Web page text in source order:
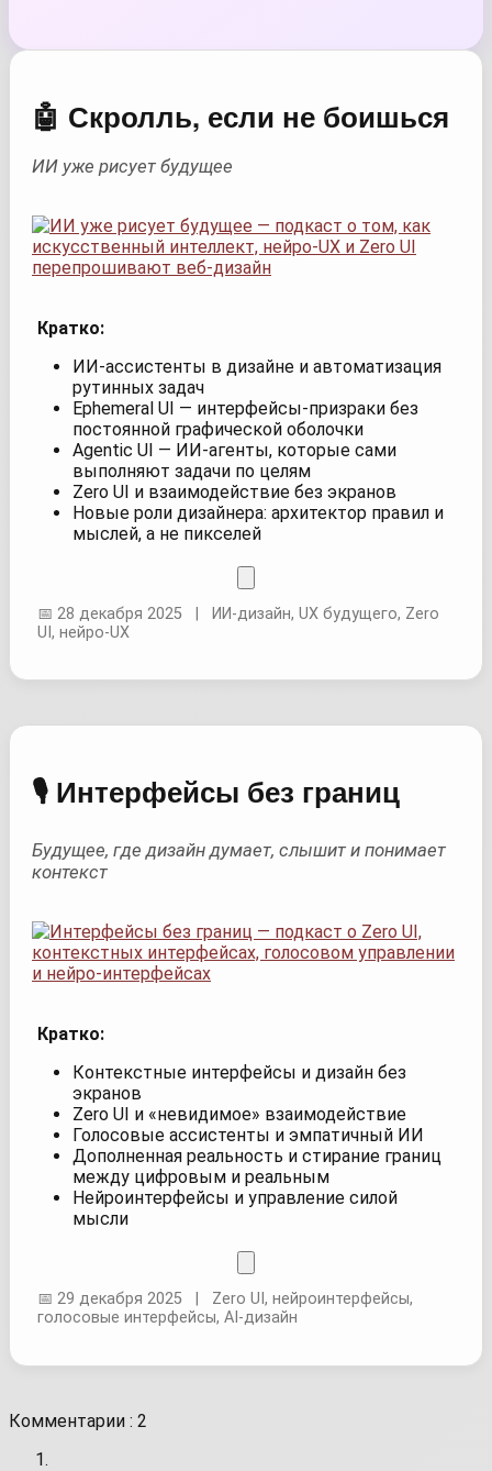
🤖 Скролль, если не боишься
ИИ уже рисует будущее
Кратко:
ИИ-ассистенты в дизайне и автоматизация
рутинных задач
Ephemeral UI — интерфейсы-призраки без
постоянной графической оболочки
Agentic UI — ИИ-агенты, которые сами
выполняют задачи по целям
Zero UI и взаимодействие без экранов
Новые роли дизайнера: архитектор правил и
мыслей, а не пикселей
📅 28 декабря 2025 | ИИ-дизайн, UX будущего, Zero
UI, нейро-UX
🎙 Интерфейсы без границ
Будущее, где дизайн думает, слышит и понимает
контекст
Кратко:
Контекстные интерфейсы и дизайн без
экранов
Zero UI и «невидимое» взаимодействие
Голосовые ассистенты и эмпатичный ИИ
Дополненная реальность и стирание границ
между цифровым и реальным
Нейроинтерфейсы и управление силой
мысли
📅 29 декабря 2025 | Zero UI, нейроинтерфейсы,
голосовые интерфейсы, AI-дизайн
Комментарии : 2